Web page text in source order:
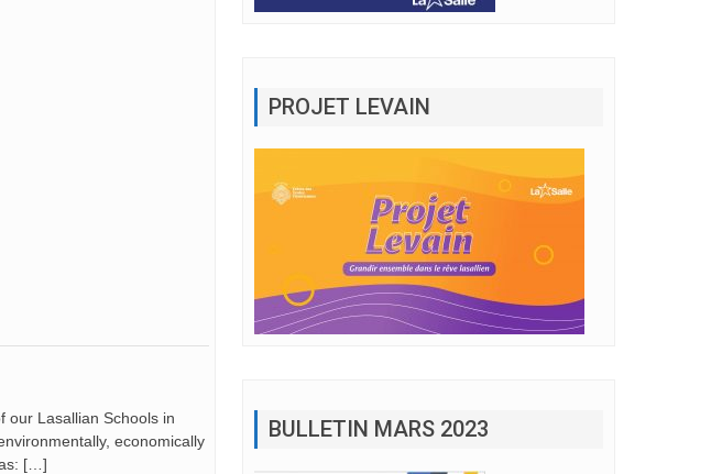
our Lasallian Schools in
economically
[…]
PROJET LEVAIN
BULLETIN MARS 2023